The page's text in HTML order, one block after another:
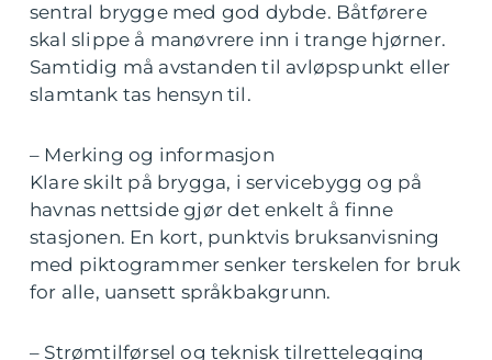
sentral brygge med god dybde. Båtførere
skal slippe å manøvrere inn i trange hjørner.
Samtidig må avstanden til avløpspunkt eller
slamtank tas hensyn til.
– Merking og informasjon
Klare skilt på brygga, i servicebygg og på
havnas nettside gjør det enkelt å finne
stasjonen. En kort, punktvis bruksanvisning
med piktogrammer senker terskelen for bruk
for alle, uansett språkbakgrunn.
– Strømtilførsel og teknisk tilrettelegging